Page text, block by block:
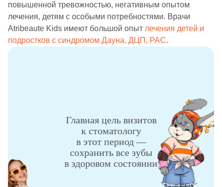
повышенной тревожностью, негативным опытом
лечения, детям с особыми потребностями. Врачи
Atribeaute Kids имеют большой опыт лечения детей и
подростков с синдромом Дауна, ДЦП, РАС.
Главная цель визитов
к стоматологу
в этот период —
сохранить все зубы
в здоровом состоянии